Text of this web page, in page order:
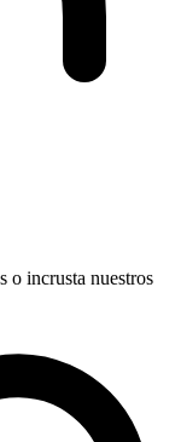
o incrusta nuestros